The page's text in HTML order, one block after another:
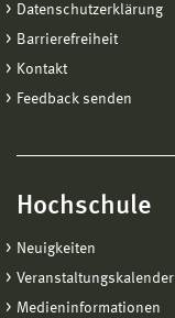
Datenschutzerklärung
Barrierefreiheit
Kontakt
Feedback senden
Hochschule
Neuigkeiten
Veranstaltungskalender
Medieninformationen